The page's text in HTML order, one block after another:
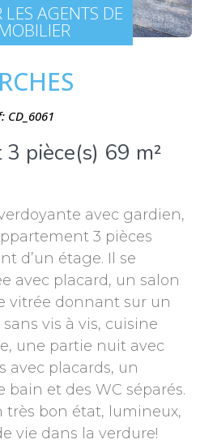
AGENTS DE
CD_6061
pièce(s) 69 m²
avec gardien,
3 pièces
d’un étage. Il se
avec placard, un salon
vitrée donnant sur un
vis à vis, cuisine
une partie nuit avec
avec placards, un
bain et des WC séparés.
très bon état, lumineux,
vie dans la verdure!